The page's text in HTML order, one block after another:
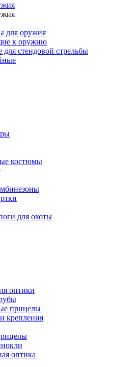
для оружия
к оружию
для стендовой стрельбы
костюмы
для охоты
оптики
прицелы
крепления
оптика